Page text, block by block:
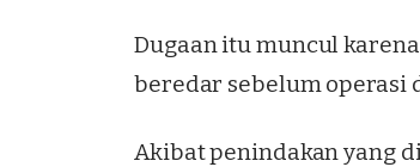
Dugaan itu muncul
beredar sebelum operasi
Akibat penindakan yang